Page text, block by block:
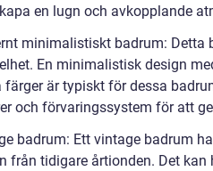
en lugn och avkopplande
minimalistiskt badrum: Detta
En minimalistisk design
färger är typiskt för dessa
och förvaringssystem för att
badrum: Ett vintage badrum
från tidigare årtionden. Det